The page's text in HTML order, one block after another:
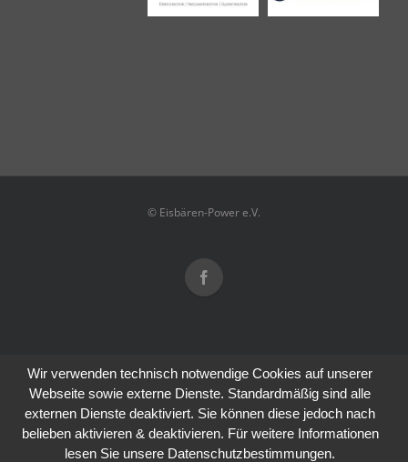
© Eisbären-Power e.V.
Wir verwenden technisch notwendige Cookies auf unserer
Webseite sowie externe Dienste. Standardmäßig sind alle
externen Dienste deaktiviert. Sie können diese jedoch nach
belieben aktivieren & deaktivieren. Für weitere Informationen
lesen Sie unsere Datenschutzbestimmungen.